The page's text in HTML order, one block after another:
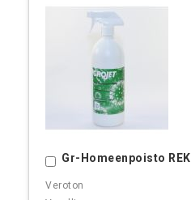
Gr-Homeenpoisto
Ostoskoriin